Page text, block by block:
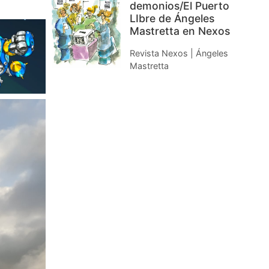
demonios/El Puerto
LIbre de Ángeles
Mastretta en Nexos
Revista Nexos | Ángeles
Mastretta